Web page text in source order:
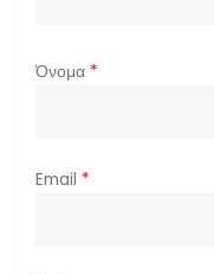
Όνομα *
Email *